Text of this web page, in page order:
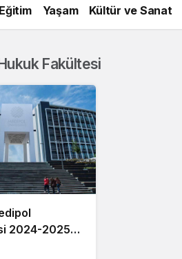
Eğitim Yaşam Kültür ve Sanat
Fakültesi
2024-2025